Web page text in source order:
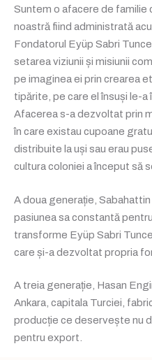
Suntem o afacere de familie
noastră fiind administrată
Fondatorul Eyüp Sabri
setarea viziunii și misiunii
pe imaginea ei prin crearea
tipărite, pe care el însuși le-a
Afacerea s-a dezvoltat prin
în care existau cupoane
distribuite la uși sau erau
cultura coloniei a început să
A doua generație,
pasiunea sa constantă
transforme Eyüp Sabri
care și-a dezvoltat propria
A treia generație, Hasan
Ankara, capitala Turciei,
producție ce deservește nu
pentru export.